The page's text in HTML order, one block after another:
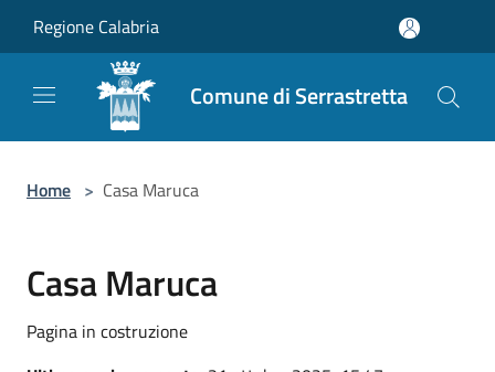
Regione Calabria
Comune di Serrastretta
Home > Casa Maruca
Casa Maruca
Pagina in costruzione